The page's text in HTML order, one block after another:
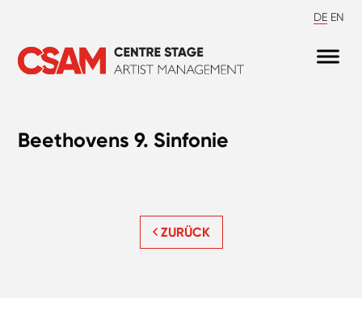
DE EN
Beethovens 9. Sinfonie
ZURÜCK